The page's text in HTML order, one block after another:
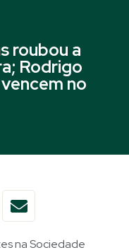
roubou a
Rodrigo
no
na Sociedade